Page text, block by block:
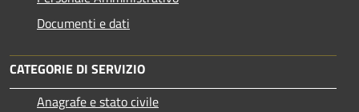
Documenti e dati
CATEGORIE DI SERVIZIO
Anagrafe e stato civile